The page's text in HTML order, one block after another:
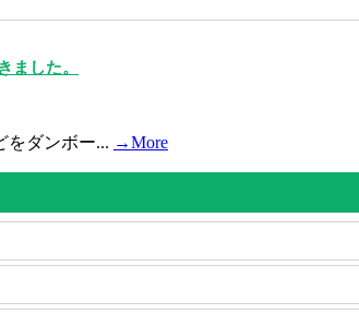
ました。
をダンボー... →More